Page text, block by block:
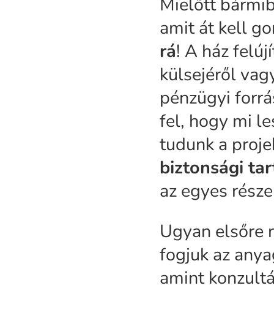
amit át kell
rá! A ház
külsejéről
pénzügyi
fel, hogy mi
tudunk a
biztonsági
az egyes
Ugyan elsőre
fogjuk az
amint